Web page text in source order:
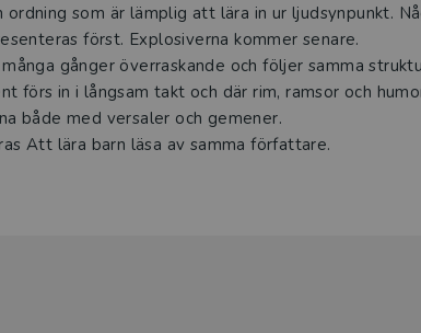
som är lämplig att lära in ur ljudsynpunkt.
först. Explosiverna kommer senare.
gånger överraskande och följer samma
förs in i långsam takt och där rim, ramsor och
både med versaler och gemener.